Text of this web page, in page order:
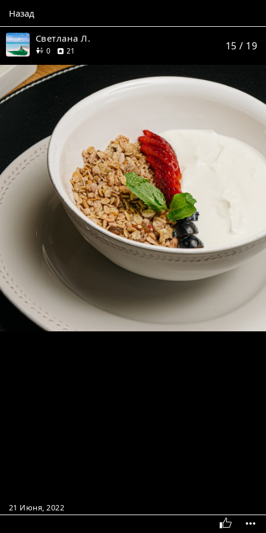
Назад
Светлана Л.
0друзей
21 15 / 19
21 Июня, 2022